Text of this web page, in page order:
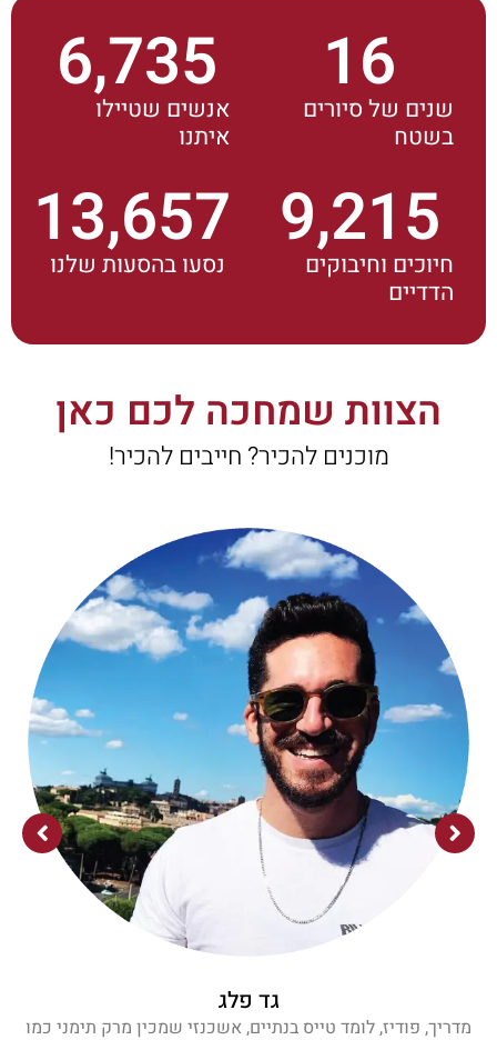
שנים של סיורים
בשטח
16
אנשים שטיילו
איתנו
6,735
חיוכים וחיבוקים
הדדיים
9,215 נסעו בהסעות שלנו
13,657
הצוות שמחכה לכם כאן
מוכנים להכיר? חייבים להכיר!
גד פלג
מדריך, פודיז, לומד טייס בנתיים, אשכנזי שמכין מרק תימני כמו